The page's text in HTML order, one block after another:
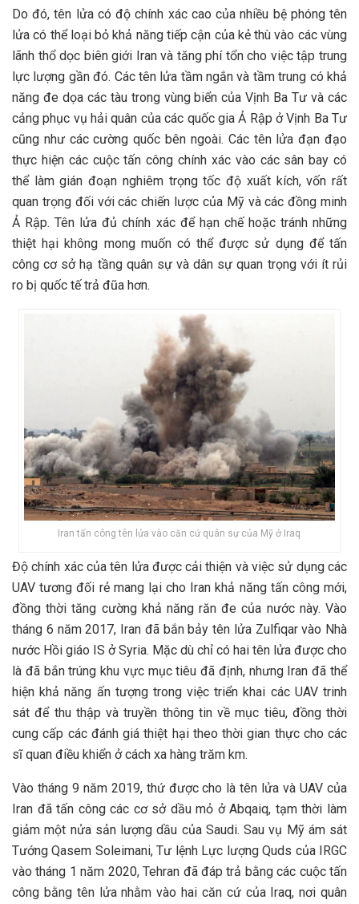
Do đó, tên lửa có độ chính xác cao của nhiều bệ phóng tên
lửa có thể loại bỏ khả năng tiếp cận của kẻ thù vào các vùng
lãnh thổ dọc biên giới Iran và tăng phí tổn cho việc tập trung
lực lượng gần đó. Các tên lửa tầm ngắn và tầm trung có khả
năng đe dọa các tàu trong vùng biển của Vịnh Ba Tư và các
cảng phục vụ hải quân của các quốc gia Ả Rập ở Vịnh Ba Tư
cũng như các cường quốc bên ngoài. Các tên lửa đạn đạo
thực hiện các cuộc tấn công chính xác vào các sân bay có
thể làm gián đoạn nghiêm trọng tốc độ xuất kích, vốn rất
quan trọng đối với các chiến lược của Mỹ và các đồng minh
Ả Rập. Tên lửa đủ chính xác để hạn chế hoặc tránh những
thiệt hại không mong muốn có thể được sử dụng để tấn
công cơ sở hạ tầng quân sự và dân sự quan trọng với ít rủi
ro bị quốc tế trả đũa hơn.
Iran tấn công tên lửa vào căn cứ quân sự của Mỹ ở Iraq
Độ chính xác của tên lửa được cải thiện và việc sử dụng các
UAV tương đối rẻ mang lại cho Iran khả năng tấn công mới,
đồng thời tăng cường khả năng răn đe của nước này. Vào
tháng 6 năm 2017, Iran đã bắn bảy tên lửa Zulfiqar vào Nhà
nước Hồi giáo IS ở Syria. Mặc dù chỉ có hai tên lửa được cho
là đã bắn trúng khu vực mục tiêu đã định, nhưng Iran đã thể
hiện khả năng ấn tượng trong việc triển khai các UAV trinh
sát để thu thập và truyền thông tin về mục tiêu, đồng thời
cung cấp các đánh giá thiệt hại theo thời gian thực cho các
sĩ quan điều khiển ở cách xa hàng trăm km.
Vào tháng 9 năm 2019, thứ được cho là tên lửa và UAV của
Iran đã tấn công các cơ sở dầu mỏ ở Abqaiq, tạm thời làm
giảm một nửa sản lượng dầu của Saudi. Sau vụ Mỹ ám sát
Tướng Qasem Soleimani, Tư lệnh Lực lượng Quds của IRGC
vào tháng 1 năm 2020, Tehran đã đáp trả bằng các cuộc tấn
công bằng tên lửa nhằm vào hai căn cứ của Iraq, nơi quân